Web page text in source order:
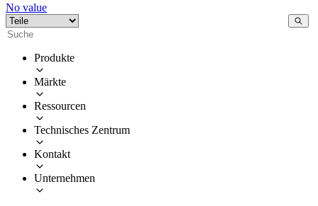
No value
Produkte
Märkte
Ressourcen
Technisches Zentrum
Kontakt
Unternehmen